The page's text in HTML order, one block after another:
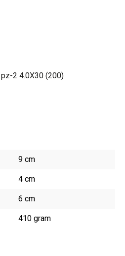
2 4.0X30 (200)
9 cm
4 cm
6 cm
410 gram